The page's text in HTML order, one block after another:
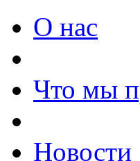
О нас
Что мы
Новости